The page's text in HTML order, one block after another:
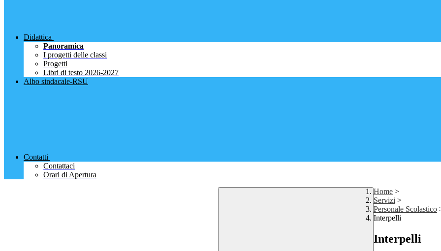
Didattica
Panoramica
I progetti delle classi
Progetti
Libri di testo 2026-2027
Albo sindacale-RSU
Contatti
Contattaci
Orari di Apertura
Home >
Servizi >
Personale Scolastico
Interpelli
Interpelli